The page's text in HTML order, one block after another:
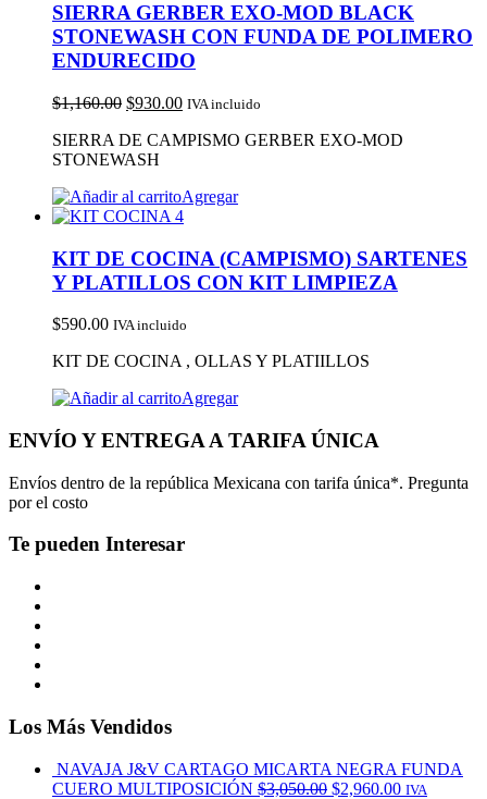
SIERRA GERBER EXO-MOD BLACK
STONEWASH CON FUNDA DE POLIMERO
ENDURECIDO
$1,160.00 $930.00 IVA incluido
SIERRA DE CAMPISMO GERBER EXO-MOD
STONEWASH
Agregar
KIT DE COCINA (CAMPISMO) SARTENES
Y PLATILLOS CON KIT LIMPIEZA
$590.00 IVA incluido
KIT DE COCINA , OLLAS Y PLATIILLOS
Agregar
ENVÍO Y ENTREGA A TARIFA ÚNICA
Envíos dentro de la república Mexicana con tarifa única*. Pregunta
por el costo
Te pueden Interesar
Los Más Vendidos
NAVAJA J&V CARTAGO MICARTA NEGRA FUNDA
CUERO MULTIPOSICIÓN $3,050.00 $2,960.00 IVA